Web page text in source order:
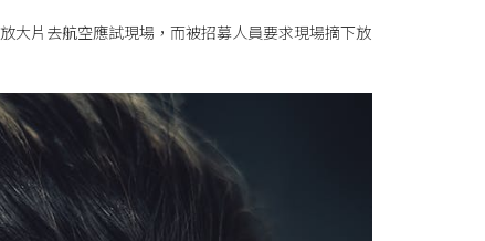
大片去航空應試現場，而被招募人員要求現場摘下放